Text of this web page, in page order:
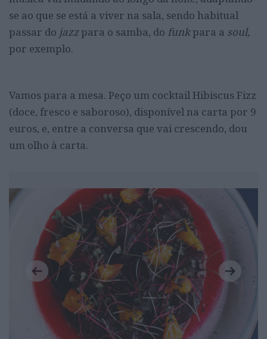
se ao que se está a viver na sala, sendo habitual
passar do jazzpara o samba, do funkpara a soul,
por exemplo.
Vamos para a mesa. Peço um cocktail Hibiscus Fizz
(doce, fresco e saboroso), disponível na carta por 9
euros, e, entre a conversa que vai crescendo, dou
um olho à carta.